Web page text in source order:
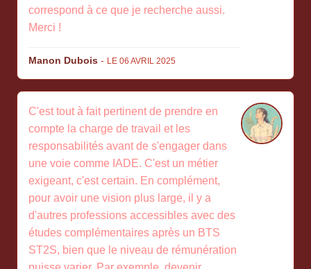
correspond à ce que je recherche aussi.
Merci !
Manon Dubois - LE 06 AVRIL 2025
C'est tout à fait pertinent de prendre en
compte la charge de travail et les
responsabilités avant de s'engager dans
une voie comme IADE. C'est un métier
exigeant, c'est certain. En complément,
pour avoir une vision plus large, il y a
d'autres professions accessibles avec des
études complémentaires après un BTS
ST2S, bien que le niveau de rémunération